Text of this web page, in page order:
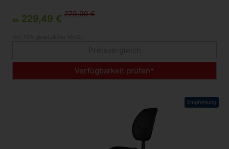
ab 229,49 € 279,99 €
Verfügbarkeit prüfen*
Empfehlung